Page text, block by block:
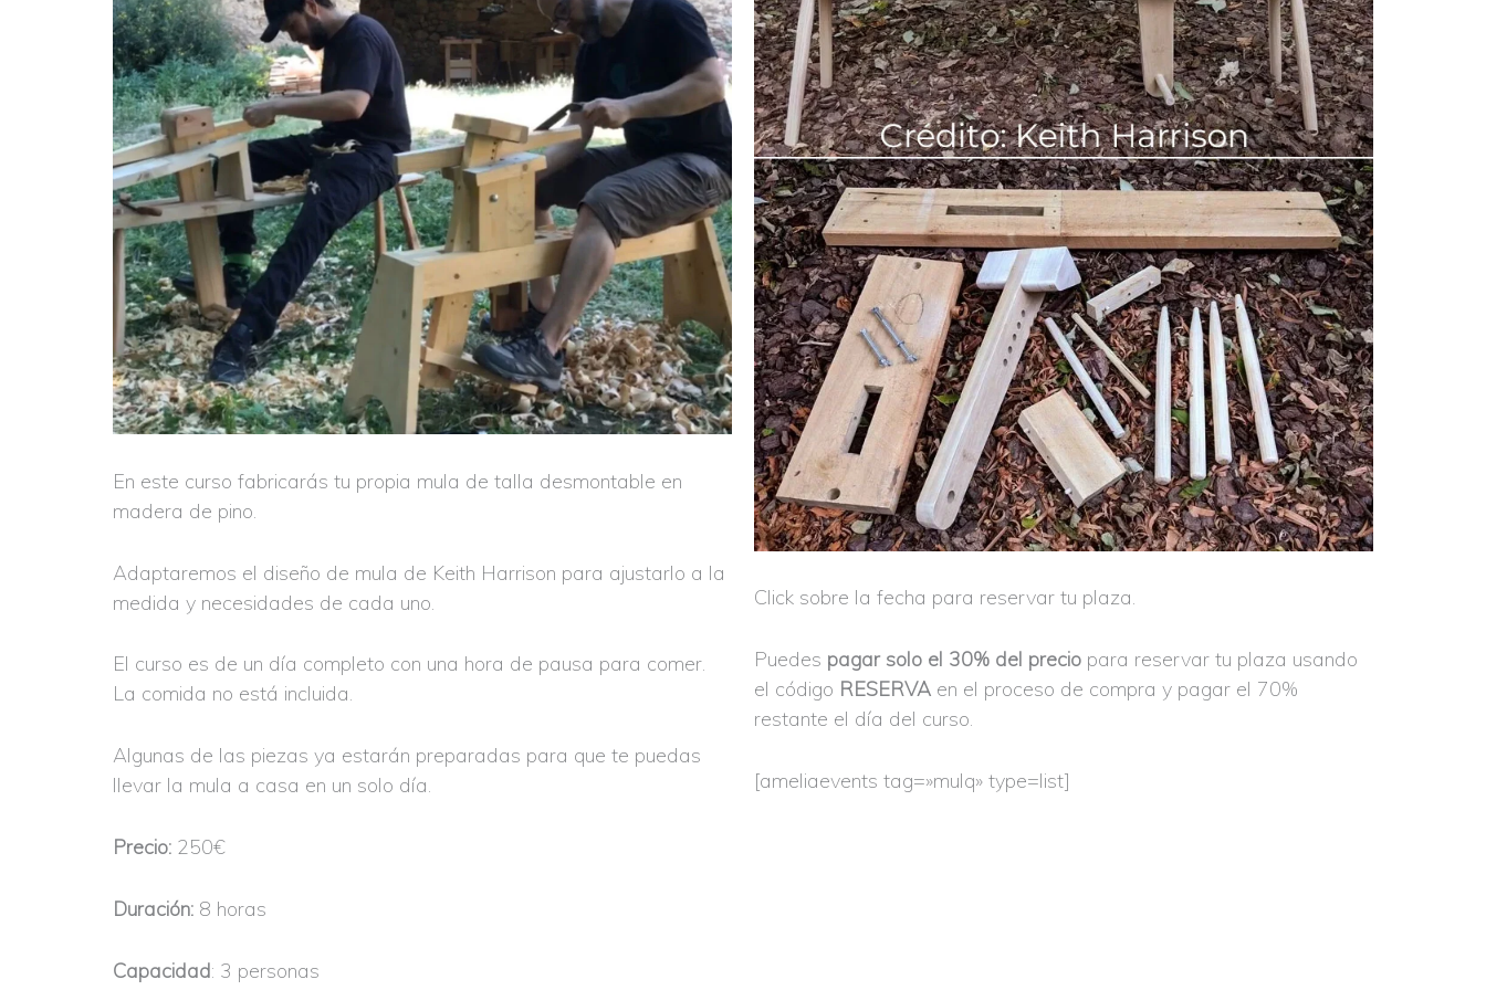
En este curso fabricarás tu propia mula de talla desmontable en
madera de pino.
Adaptaremos el diseño de mula de Keith Harrison para ajustarlo a la
medida y necesidades de cada uno.
El curso es de un día completo con una hora de pausa para comer.
La comida no está incluida.
Algunas de las piezas ya estarán preparadas para que te puedas
llevar la mula a casa en un solo día.
Precio: 250€
Duración: 8 horas
Capacidad: 3 personas
Click sobre la fecha para reservar tu plaza.
Puedes pagar solo el 30% del precio para reservar tu plaza usando
el código RESERVA en el proceso de compra y pagar el 70%
restante el día del curso.
[ameliaevents tag=»mulq» type=list]